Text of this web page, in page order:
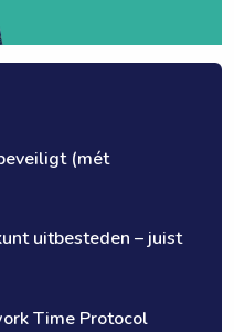
(mét
uitbesteden – juist
Time Protocol